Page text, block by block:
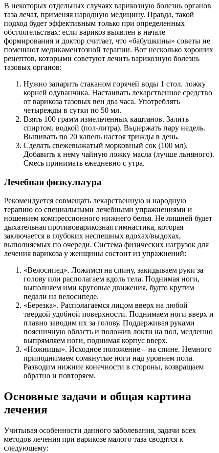
В некоторых отдельных случаях варикозную болезнь органов
таза лечат, применяя народную медицину. Правда, такой
подход будет эффективным только при определенных
обстоятельствах: если варикоз выявлен в начале
формирования и доктор считает, что «бабушкины» советы не
помешают медикаментозной терапии. Вот несколько хороших
рецептов, которыми советуют лечить варикозную болезнь
тазовых органов:
Нужно запарить стаканом горячей воды 1 стол. ложку
корней одуванчика. Настаивать лекарственное средство
от варикоза тазовых вен два часа. Употреблять
четырежды в сутки по 50 мл.
Взять 100 грамм измельченных каштанов. Залить
спиртом, водкой (пол-литра). Выдержать пару недель.
Выпивать по 20 капель настоя трижды в день.
Сделать свежевыжатый морковный сок (100 мл).
Добавить к нему чайную ложку масла (лучше льняного).
Смесь принимать ежедневно с утра.
Лечебная физкультура
Рекомендуется совмещать лекарственную и народную
терапию со специальными лечебными упражнениями и
ношением компрессионного нижнего белья. Не лишней будет
дыхательная противоварикозная гимнастика, которая
заключается в глубоких неспешных вдохах/выдохах,
выполняемых по очереди. Система физических нагрузок для
лечения варикоза у женщины состоит из упражнений:
«Велосипед». Ложимся на спину, закидываем руки за
голову или располагаем вдоль тела. Поднимая ноги,
выполняем ими круговые движения, будто крутим
педали на велосипеде.
«Березка». Располагаемся лицом вверх на любой
твердой удобной поверхности. Поднимаем ноги вверх и
плавно заводим их за голову. Поддерживая руками
поясничную область и положив локти на пол, медленно
выпрямляем ноги, поднимая корпус вверх.
«Ножницы». Исходное положение – на спине. Немного
приподнимаем сомкнутые ноги над уровнем пола.
Разводим нижние конечности в стороны, возвращаем
обратно и повторяем.
Основные задачи и общая картина
лечения
Учитывая особенности данного заболевания, задачи всех
методов лечения при варикозе малого таза сводятся к
следующему: